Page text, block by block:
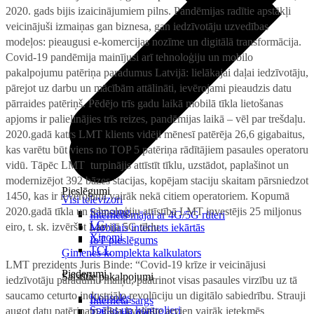
Pieslēgumi
Internets mājai ar 4G/5G rūteri
Mobilais internets iekārtās
IoT pieslēgums
Ģimenes komplekta kalkulators
Saistītie pakalpojumi
Interneta sargs
Visi televizori
Samsung
LG
Xiaomi
TCL
Piederumi
Konsoles
Spēles un kontrolieri
2020. gads bijis izaicinājumiem pilns. Pandēmijas radītie apstākļi
veicinājuši izmaiņas gan biznesa, gan iedzīvotāju uzvedības
modeļos: pieaugusi e-komercijas nozīme un digitālā transformācija.
Covid-19 pandēmija mainījusi arī tehnoloģiju un mobilo
pakalpojumu patēriņa paradumus Latvijā: lielākajai daļai iedzīvotāju,
pārejot uz darbu un mācībām attālināti, ievērojami pieaudzis datu
pārraides patēriņš. Pēdējo trīs gadu laikā mobilā tīkla lietošanas
apjoms ir palielinājies trīs reizes, pandēmijas laikā – vēl par trešdaļu.
2020.gadā katrs LMT klients vidēji mēnesī patērēja 26,6 gigabaitus,
kas varētu būt viens no TOP 5 patēriņa rādītājiem pasaules operatoru
vidū. Tāpēc LMT turpinājis attīstīt tīklu, uzstādot, paplašinot un
modernizējot 392 bāzes stacijas, kopējam staciju skaitam pārsniedzot
1450, kas ir ievērojami vairāk nekā citiem operatoriem. Kopumā
2020.gadā tīkla un tehnoloģiju attīstībā LMT investējis 25 miljonus
eiro, t. sk. izvēršot Latvijā 5G tīklu.
LMT prezidents Juris Binde: “Covid-19 krīze ir veicinājusi
iedzīvotāju paradumu maiņu, paātrinot visas pasaules virzību uz tā
saucamo ceturto industriālo revolūciju un digitālo sabiedrību. Strauji
augot datu patēriņam, tīkla kvalitāte arvien vairāk ietekmēs